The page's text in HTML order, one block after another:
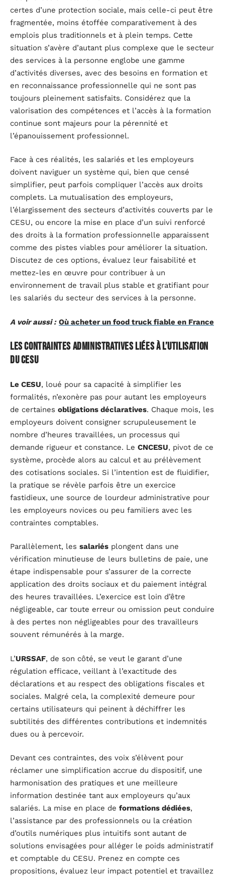
certes d’une protection sociale, mais celle-ci peut être
fragmentée, moins étoffée comparativement à des
emplois plus traditionnels et à plein temps. Cette
situation s’avère d’autant plus complexe que le secteur
des services à la personne englobe une gamme
d’activités diverses, avec des besoins en formation et
en reconnaissance professionnelle qui ne sont pas
toujours pleinement satisfaits. Considérez que la
valorisation des compétences et l’accès à la formation
continue sont majeurs pour la pérennité et
l’épanouissement professionnel.
Face à ces réalités, les salariés et les employeurs
doivent naviguer un système qui, bien que censé
simplifier, peut parfois compliquer l’accès aux droits
complets. La mutualisation des employeurs,
l’élargissement des secteurs d’activités couverts par le
CESU, ou encore la mise en place d’un suivi renforcé
des droits à la formation professionnelle apparaissent
comme des pistes viables pour améliorer la situation.
Discutez de ces options, évaluez leur faisabilité et
mettez-les en œuvre pour contribuer à un
environnement de travail plus stable et gratifiant pour
les salariés du secteur des services à la personne.
A voir aussi : Où acheter un food truck fiable en France
Les contraintes administratives liées à l’utilisation
du CESU
Le CESU, loué pour sa capacité à simplifier les
formalités, n’exonère pas pour autant les employeurs
de certaines obligations déclaratives. Chaque mois, les
employeurs doivent consigner scrupuleusement le
nombre d’heures travaillées, un processus qui
demande rigueur et constance. Le CNCESU, pivot de ce
système, procède alors au calcul et au prélèvement
des cotisations sociales. Si l’intention est de fluidifier,
la pratique se révèle parfois être un exercice
fastidieux, une source de lourdeur administrative pour
les employeurs novices ou peu familiers avec les
contraintes comptables.
Parallèlement, les salariés plongent dans une
vérification minutieuse de leurs bulletins de paie, une
étape indispensable pour s’assurer de la correcte
application des droits sociaux et du paiement intégral
des heures travaillées. L’exercice est loin d’être
négligeable, car toute erreur ou omission peut conduire
à des pertes non négligeables pour des travailleurs
souvent rémunérés à la marge.
L’URSSAF, de son côté, se veut le garant d’une
régulation efficace, veillant à l’exactitude des
déclarations et au respect des obligations fiscales et
sociales. Malgré cela, la complexité demeure pour
certains utilisateurs qui peinent à déchiffrer les
subtilités des différentes contributions et indemnités
dues ou à percevoir.
Devant ces contraintes, des voix s’élèvent pour
réclamer une simplification accrue du dispositif, une
harmonisation des pratiques et une meilleure
information destinée tant aux employeurs qu’aux
salariés. La mise en place de formations dédiées,
l’assistance par des professionnels ou la création
d’outils numériques plus intuitifs sont autant de
solutions envisagées pour alléger le poids administratif
et comptable du CESU. Prenez en compte ces
propositions, évaluez leur impact potentiel et travaillez